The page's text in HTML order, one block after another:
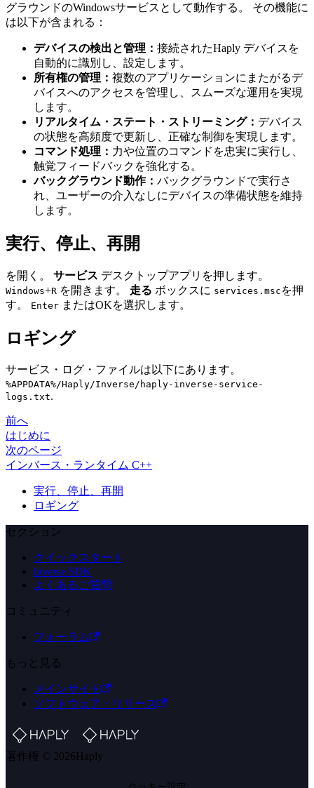
グラウンドのWindowsサービスとして動作する。 その機能に
は以下が含まれる：
デバイスの検出と管理： 接続されたHaply デバイスを
自動的に識別し、設定します。
所有権の管理： 複数のアプリケーションにまたがるデ
バイスへのアクセスを管理し、スムーズな運用を実現
します。
リアルタイム・ステート・ストリーミング： デバイス
の状態を高頻度で更新し、正確な制御を実現します。
コマンド処理： 力や位置のコマンドを忠実に実行し、
触覚フィードバックを強化する。
バックグラウンド動作： バックグラウンドで実行さ
れ、ユーザーの介入なしにデバイスの準備状態を維持
します。
実行、停止、再開
を開く。 サービス デスクトップアプリを押します。
Windows+R を開きます。 走る ボックスに services.msc を押
す。
Enter またはOKを選択します。
ロギング
サービス・ログ・ファイルは以下にあります。
%APPDATA%/Haply/Inverse/haply-inverse-service-
logs.txt.
前へ
はじめに
次のページ
インバース・ランタイム C++
実行、停止、再開
ロギング
セクション
クイックスタート
Inverse SDK
よくあるご質問
コミュニティ
フォーラム
もっと見る
メインサイト
ソフトウェア・リリース
著作権 © 2026Haply